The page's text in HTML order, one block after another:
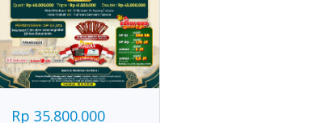
Rp 35.800.000